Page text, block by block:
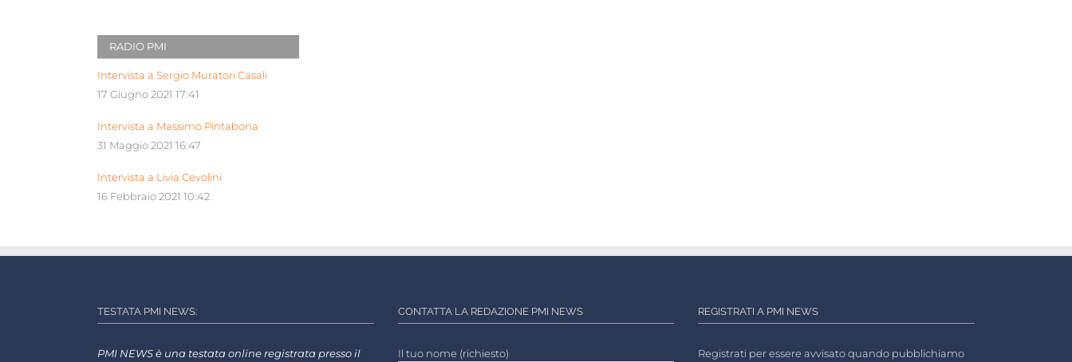
RADIO PMI
Intervista a Sergio Muratori Casali
17 Giugno 2021 17:41
Intervista a Massimo Pintabona
31 Maggio 2021 16:47
Intervista a Livia Cevolini
16 Febbraio 2021 10:42
TESTATA PMI NEWS:
PMI NEWS è una testata online registrata presso il
CONTATTA LA REDAZIONE PMI NEWS
Il tuo nome (richiesto)
REGISTRATI A PMI NEWS
Registrati per essere avvisato quando pubblichiamo